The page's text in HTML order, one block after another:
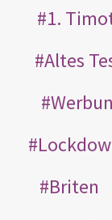
1.
Altes
Briten